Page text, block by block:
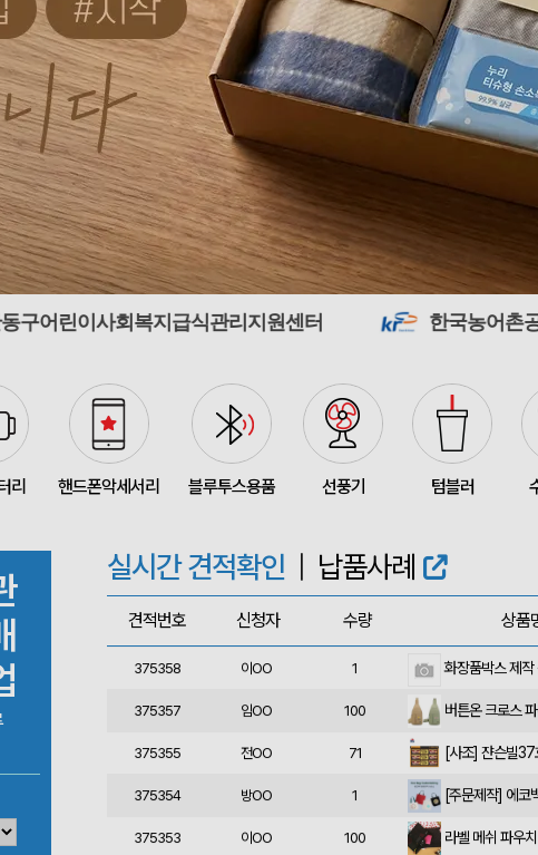
지급식관리지원센터 한국농어촌공사 충남본부
리 핸드폰악세서리 블루투스용품 선풍기 텀블러
실시간 견적확인 | 납품사례
견적번호 신청자 수량 상품
375348 전OO 71
375347 김OO 접이식 장바구
375346 담OO 200 [주문제작] 에코
375345 노OO 1200
375344 노OO
375367 이OO 100
375366 정OO 200
375364 울OO 120
375362 윤OO 350
375361 송OO 1000
375358 이OO 1 화장품박스 제작
375357 임OO 100
375355 전OO 71
375354 방OO 1 [주문제작] 에코
375353 이OO 100